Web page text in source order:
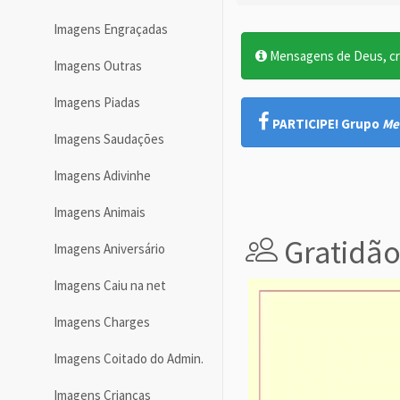
Imagens Engraçadas
Imagens Outras
Imagens Piadas
Imagens Saudações
Imagens Adivinhe
Imagens Animais
Imagens Aniversário
Imagens Caiu na net
Imagens Charges
Imagens Coitado do Admin.
Imagens Crianças
Mensagens de Deus,
PARTICIPE! Grupo